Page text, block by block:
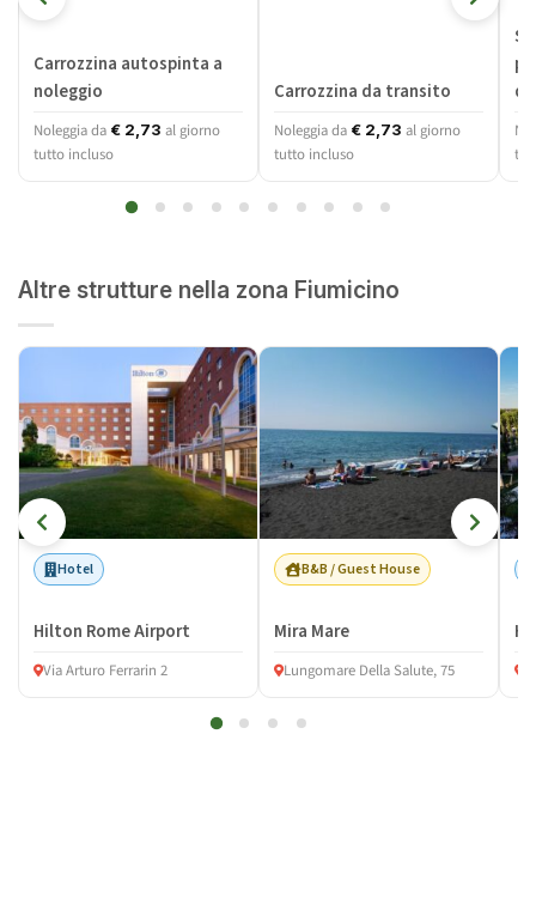
Carrozzina autospinta a
noleggio
Noleggia da € 2,73 al giorno
tutto incluso
Carrozzina da transito
Noleggia da € 2,73 al giorno
tutto incluso
Altre strutture nella zona Fiumicino
Hotel
Hilton Rome Airport
Via Arturo Ferrarin 2
B&B / Guest House
Mira Mare
Lungomare Della Salute, 75